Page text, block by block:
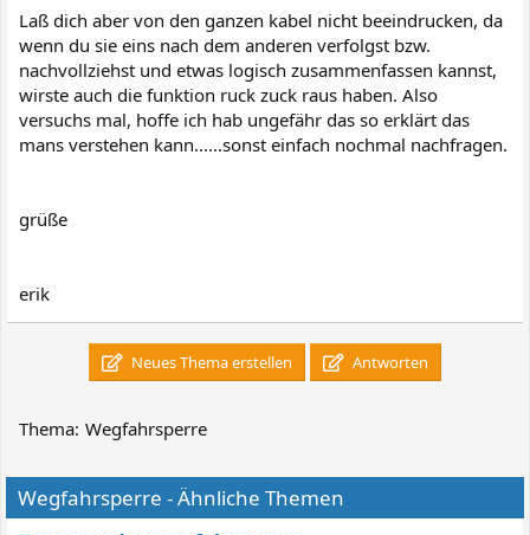
Laß dich aber von den ganzen kabel nicht beeindrucken, da
wenn du sie eins nach dem anderen verfolgst bzw.
nachvollziehst und etwas logisch zusammenfassen kannst,
wirste auch die funktion ruck zuck raus haben. Also
versuchs mal, hoffe ich hab ungefähr das so erklärt das
mans verstehen kann......sonst einfach nochmal nachfragen.
grüße
erik
Neues Thema erstellen Antworten
Thema: Wegfahrsperre
Wegfahrsperre - Ähnliche Themen